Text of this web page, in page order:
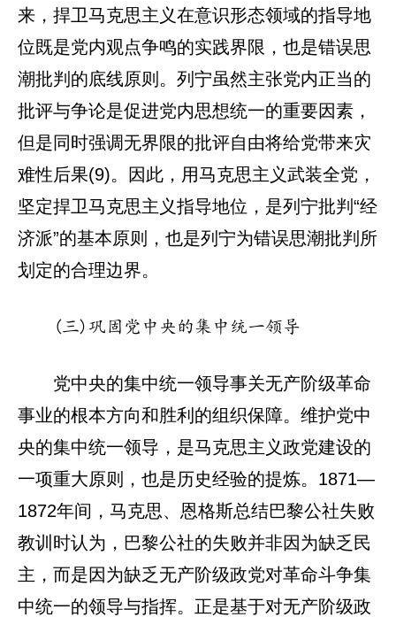
来，捍卫马克思主义在意识形态领域的指导地
位既是党内观点争鸣的实践界限，也是错误思
潮批判的底线原则。列宁虽然主张党内正当的
批评与争论是促进党内思想统一的重要因素，
但是同时强调无界限的批评自由将给党带来灾
难性后果(9)。因此，用马克思主义武装全党，
坚定捍卫马克思主义指导地位，是列宁批判“经
济派”的基本原则，也是列宁为错误思潮批判所
划定的合理边界。
(三)巩固党中央的集中统一领导
党中央的集中统一领导事关无产阶级革命
事业的根本方向和胜利的组织保障。维护党中
央的集中统一领导，是马克思主义政党建设的
一项重大原则，也是历史经验的提炼。1871—
1872年间，马克思、恩格斯总结巴黎公社失败
教训时认为，巴黎公社的失败并非因为缺乏民
主，而是因为缺乏无产阶级政党对革命斗争集
中统一的领导与指挥。正是基于对无产阶级政